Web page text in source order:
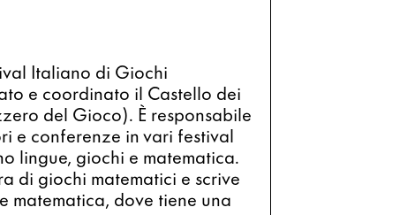
Italiano di Giochi
e coordinato il Castello dei
del Gioco). È responsabile
e conferenze in vari festival
lingue, giochi e matematica.
di giochi matematici e scrive
matematica, dove tiene una